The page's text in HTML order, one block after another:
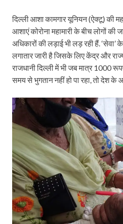
दिल्ली आशा कामगार यूनियन (ऐक्टू) की
आशाएं कोरोना महामारी के बीच लोगों
अधिकारों की लड़ाई भी लड़ रही हैं.
लगातार जारी है जिसके लिए केंद्र और
राजधानी दिल्ली में भी जब मात्र 1000
समय से भुगतान नहीं हो पा रहा, तो देश के